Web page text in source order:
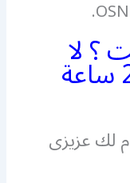
؟ لا
تقلق فني ستلايت 24 ساعة
لك عزيزى